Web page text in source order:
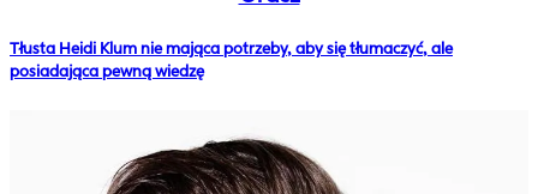
Tłusta Heidi Klum nie mająca potrzeby, aby się tłumaczyć, ale
posiadająca pewną wiedzę